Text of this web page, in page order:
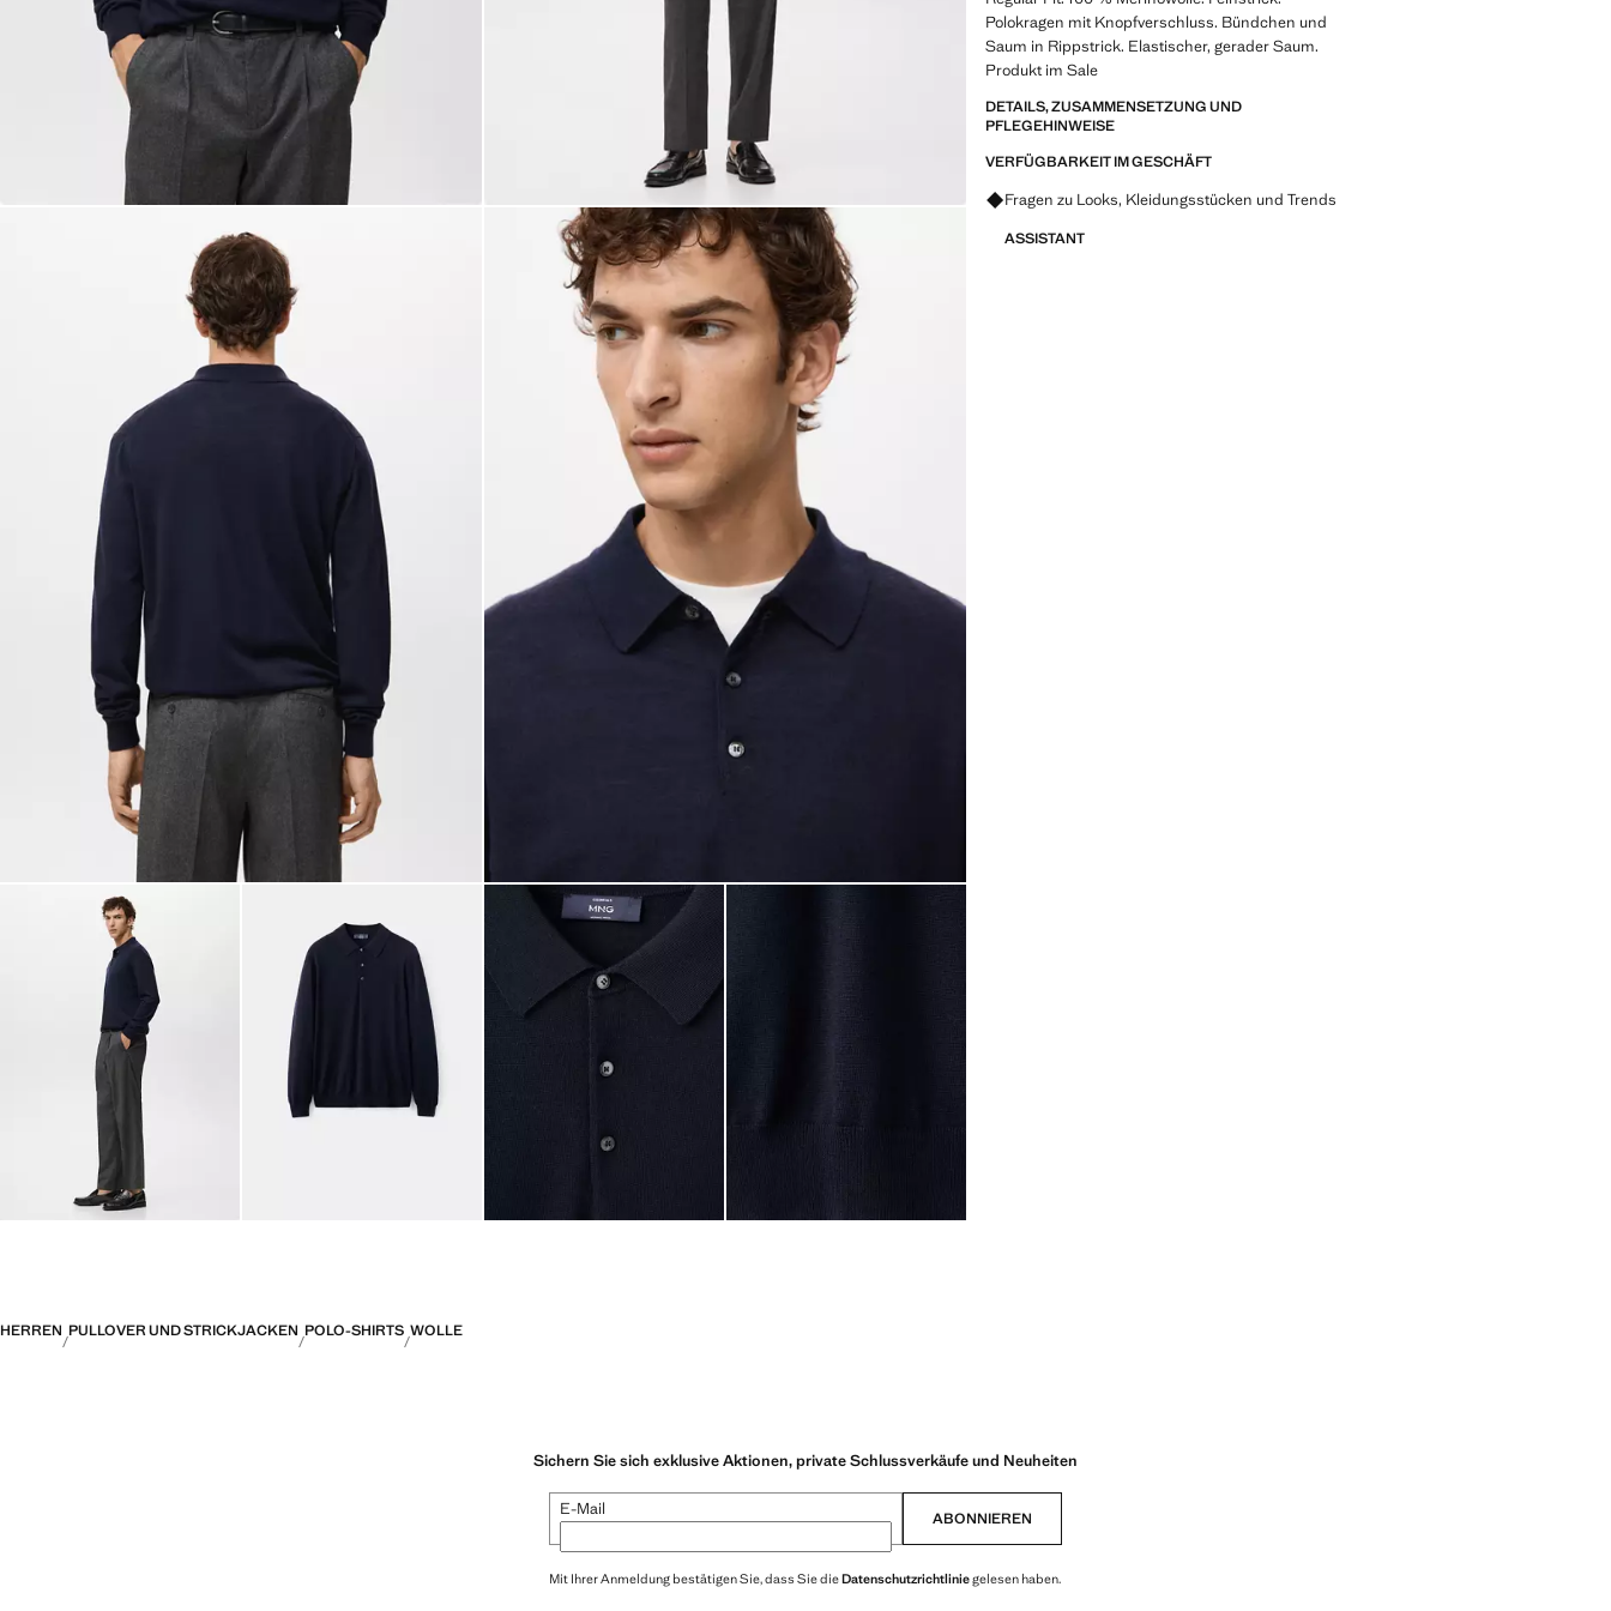
Polokragen mit Knopfverschluss. Bündchen und
Saum in Rippstrick. Elastischer, gerader Saum.
Produkt im Sale
DETAILS, ZUSAMMENSETZUNG UND
PFLEGEHINWEISE
VERFÜGBARKEIT IM GESCHÄFT
Fragen zu Looks, Kleidungsstücken und Trends
ASSISTANT
HERREN PULLOVER UND STRICKJACKEN POLO-SHIRTS WOLLE
Sichern Sie sich exklusive Aktionen, private Schlussverkäufe und Neuheiten
E-Mail ABONNIEREN
Mit Ihrer Anmeldung bestätigen Sie, dass Sie dieDatenschutzrichtliniegelesen haben.